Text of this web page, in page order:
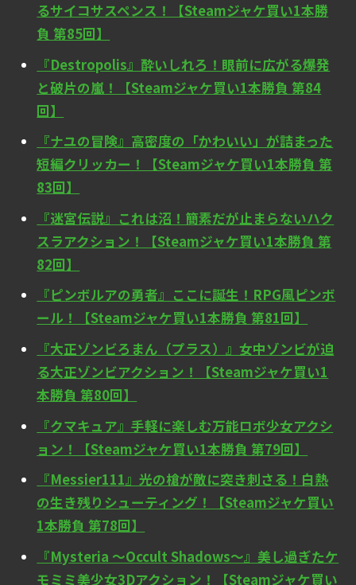
るサイコサスペンス！【Steamジャケ買い1本勝
負 第85回】
『Destropolis』酔いしれろ！眼前に広がる爆発
と破片の嵐！【Steamジャケ買い1本勝負 第84
回】
『ナユの冒険』高密度の「かわいい」が詰まった
短編クリッカー！【Steamジャケ買い1本勝負 第
83回】
『迷宮伝説』これは沼！簡素だが止まらないハク
スラアクション！【Steamジャケ買い1本勝負 第
82回】
『ピンボルアの勇者』ここに誕生！RPG風ピンボ
ール！【Steamジャケ買い1本勝負 第81回】
『大正ゾンビろまん（プラス）』女中ゾンビが迫
る大正ゾンビアクション！【Steamジャケ買い1
本勝負 第80回】
『クマキュア』手軽に楽しむ万能ロボ少女アクシ
ョン！【Steamジャケ買い1本勝負 第79回】
『Messier111』光の槍が敵に突き刺さる！白熱
の生き残りシューティング！【Steamジャケ買い
1本勝負 第78回】
『Mysteria ～Occult Shadows～』美し過ぎたケ
モミミ美少女3Dアクション！【Steamジャケ買い